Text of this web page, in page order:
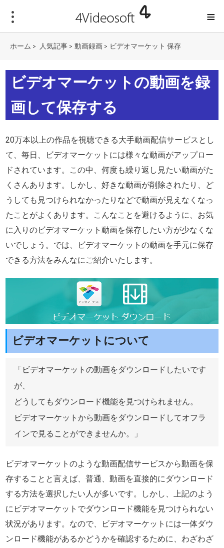
≡
ホーム > 人気記事 > 動画録画 > ビデオマーケット 保存
ビデオマーケットの動画を録
画して保存する
20万本以上の作品を視聴できる大手動画配信サービスとし
て、毎日、ビデオマーケットには様々な動画がアップロー
ドされています。この中、何度も繰り返し見たい動画がた
くさんあります。しかし、好きな動画が削除されたり、ど
うしても見つけられなかったりなどで動画が見えなくなっ
たことがよくあります。こんなことを避けるように、お気
に入りのビデオマーケット動画を保存したい方が少なくな
いでしょう。では、ビデオマーケットの動画を手元に保存
できる方法をみんなにご紹介いたします。
ビデオマーケットについて
「ビデオマーケットの動画をダウンロードしたいです
が、
どうしてもダウンロード機能を見つけられません。
ビデオマーケットから動画をダウンロードしてオフラ
インで見ることができませんか。」
ビデオマーケットのような動画配信サービスから動画を保
存することと言えば、普通、動画を直接的にダウンロード
する方法を選択したい人が多いです。しかし、上記のよう
にビデオマーケットでダウンロード機能を見つけられない
状況があります。なので、ビデオマーケットには一体ダウ
ンロード機能があるかどうかを確認するために、わざわざ